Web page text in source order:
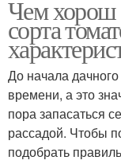
Чем хорош
сорта
До начала
времени, а это
пора запасаться
рассадой. Чтобы
подобрать